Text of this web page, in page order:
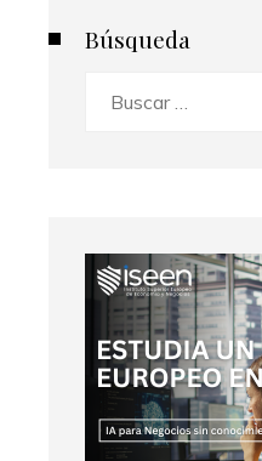
Búsqueda